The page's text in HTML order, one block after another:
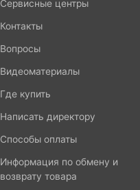
Сервисные центры
Контакты
Вопросы
Видеоматериалы
Где купить
Написать директору
Способы оплаты
Информация по обмену и
возврату товара